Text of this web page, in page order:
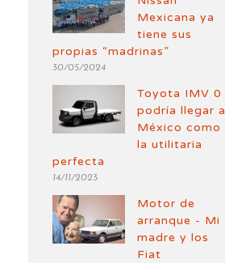
Mexicana ya
tiene sus
propias “madrinas”
30/05/2024
Toyota IMV 0
podría llegar a
México como
la utilitaria
perfecta
14/11/2023
Motor de
arranque - Mi
madre y los
Fiat